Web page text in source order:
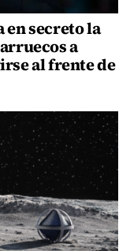
secreto la
a
al frente de